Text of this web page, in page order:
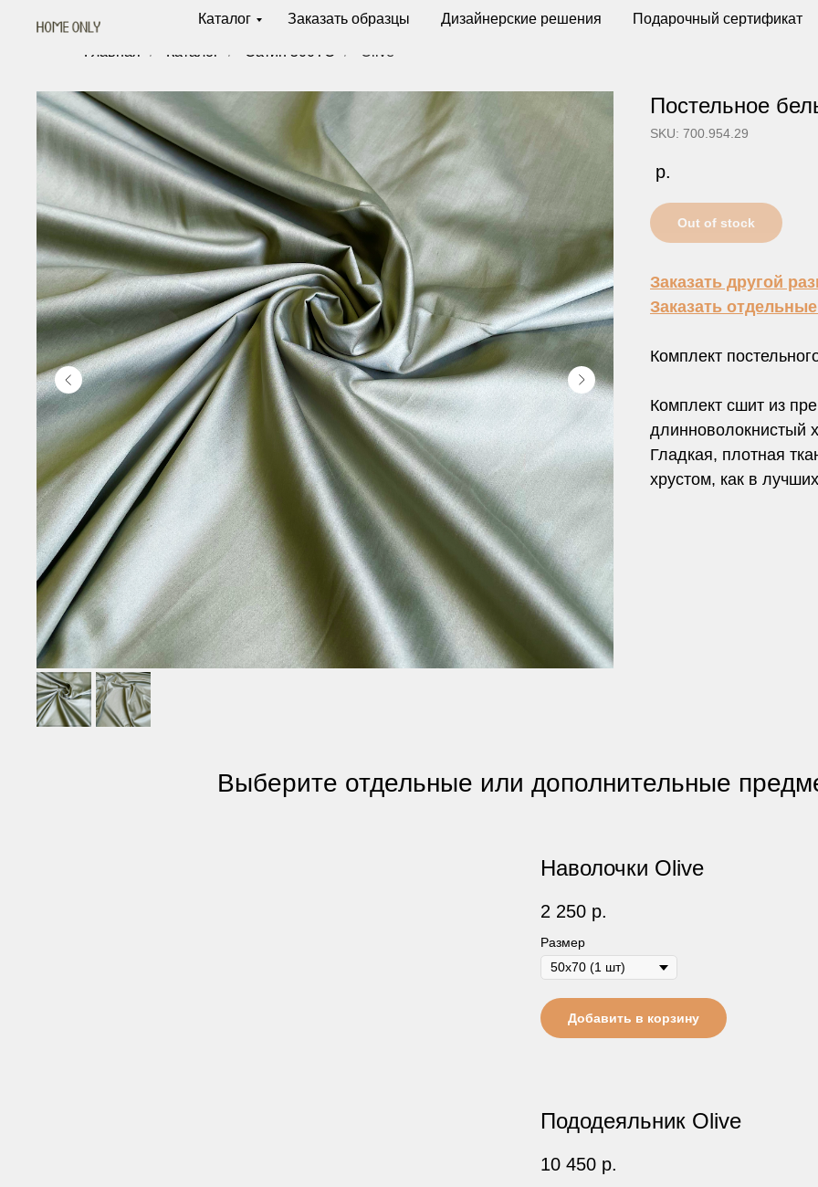
Каталог Заказать образцы Дизайнерские решения Подарочный сертификат
Главная / Каталог / Сатин 500ТС / Olive
Постельное
SKU: 700.954.29
р.
Out of stock
Заказать другой
Заказать
Комплект
Комплект сшит из
длинноволокнистый
Гладкая, плотная
хрустом, как в
Выберите отдельные или дополнительные
Наволочки Olive
2 250 р.
Размер
Добавить в корзину
Пододеяльник Olive
10 450 р.